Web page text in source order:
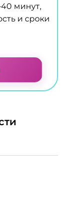
минут,
и сроки